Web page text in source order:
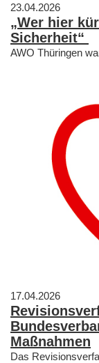
23.04.2026
„Wer hier
Sicherheit“
AWO Thüringen
17.04.2026
Maßnahmen
Das